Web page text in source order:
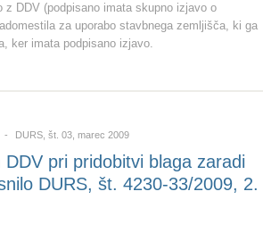
DDV (podpisano imata skupno izjavo o
za uporabo stavbnega zemljišča, ki ga
ker imata podpisano izjavo.
DURS, št. 03, marec 2009
pri pridobitvi blaga zaradi
DURS, št. 4230-33/2009, 2.